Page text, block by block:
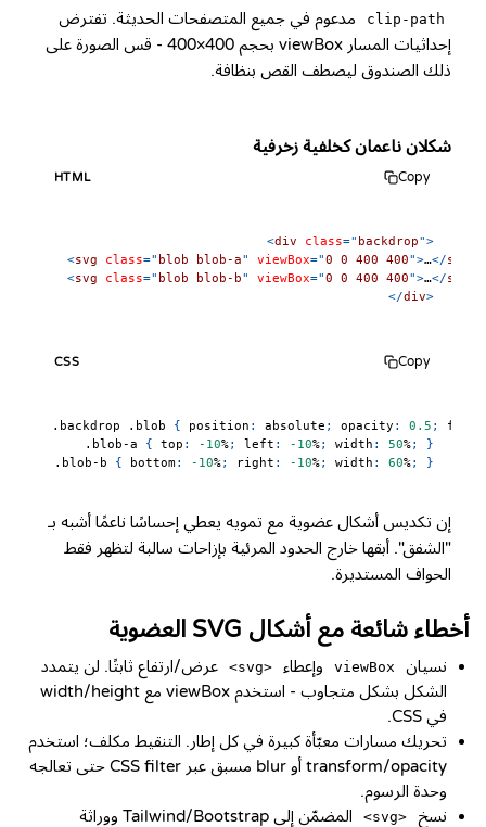
clip-path
مدعوم في جميع المتصفحات الحديثة. تفترض
إحداثيات المسار viewBox بحجم 400×400 - قس الصورة على
ذلك الصندوق ليصطف القص بنظافة.
شكلان ناعمان كخلفية زخرفية
HTML Copy
<div class=" backdrop">
<svg class=" blob blob-a" viewBox="0 0 400 400">…</svg
<svg class=" blob blob-b" viewBox="0 0 400 400">…</svg
</div>
CSS Copy
.backdrop .blob { position : absolute ; opacity : 0.5 ;
.blob-a
{ top : -10%; left : -10%; width : 50%;
}
.blob-b
{ bottom: -10%; right : -10%; width : 60%; }
إن تكديس أشكال عضوية مع تمويه يعطي إحساسًا ناعمًا أشبه بـ
"الشفق". أبقها خارج الحدود المرئية بإزاحات سالبة لتظهر فقط
الحواف المستديرة.
أخطاء شائعة مع أشكال SVG العضوية
نسيان viewBox وإعطاء <svg>
عرض/ارتفاع ثابتًا. لن يتمدد
الشكل بشكل متجاوب - استخدم viewBox مع width/height
في CSS.
تحريك مسارات معبّأة كبيرة في كل إطار. التنقيط مكلف؛ استخدم
transform/opacity أو blur مسبق عبر CSS filter حتى تعالجه
وحدة الرسوم.
نسخ
<svg> المضمّن إلى Tailwind/Bootstrap ووراثة